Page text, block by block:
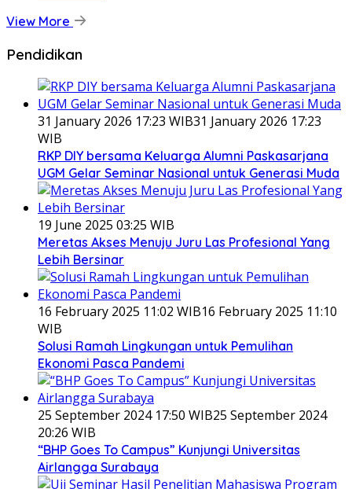
View More
Pendidikan
31 January 2026 17:23 WIB31 January 2026 17:23
WIB
RKP DIY bersama Keluarga Alumni Paskasarjana
UGM Gelar Seminar Nasional untuk Generasi Muda
19 June 2025 03:25 WIB
Meretas Akses Menuju Juru Las Profesional Yang
Lebih Bersinar
16 February 2025 11:02 WIB16 February 2025 11:10
WIB
Solusi Ramah Lingkungan untuk Pemulihan
Ekonomi Pasca Pandemi
25 September 2024 17:50 WIB25 September 2024
20:26 WIB
“BHP Goes To Campus” Kunjungi Universitas
Airlangga Surabaya